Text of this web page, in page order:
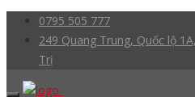
0795 505 777
249 Quang Trung, Quốc lộ
Trị